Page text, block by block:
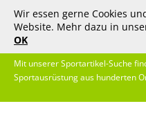
Wir essen gerne Cookies
Website. Mehr dazu in
OK
Mit unserer Sportartikel-Suche
Sportausrüstung aus hunderten